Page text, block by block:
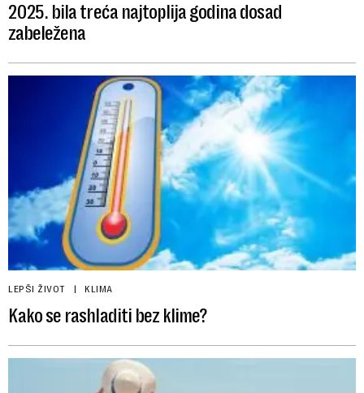
2025. bila treća najtoplija godina dosad
zabeležena
LEPŠI ŽIVOT KLIMA
Kako se rashladiti bez klime?